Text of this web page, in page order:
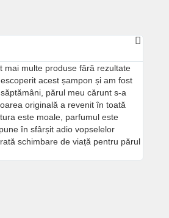
mai multe produse fără rezultate
acest șampon și am fost
părul meu cărunt s-a
originală a revenit în toată
este moale, parfumul este
în sfârșit adio vopselelor
schimbare de viață pentru părul